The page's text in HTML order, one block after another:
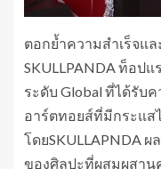
ตอกย้ำความสำเร็จแ
SKULLPANDA ท็อปแ
ระดับ Global ที่ได้รับ
อาร์ตทอยส์ที่มีกระแส
โดยSKULLAPNDA
ของศิลปะที่ผสมผสา